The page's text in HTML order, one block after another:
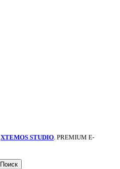
XTEMOS STUDIO . PREMIUM E-
Поиск